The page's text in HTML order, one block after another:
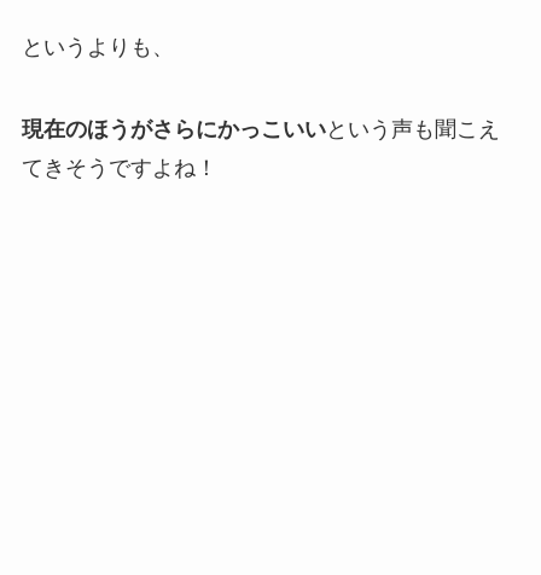
というよりも、
現在のほうがさらにかっこいいという声も聞こえ
てきそうですよね！